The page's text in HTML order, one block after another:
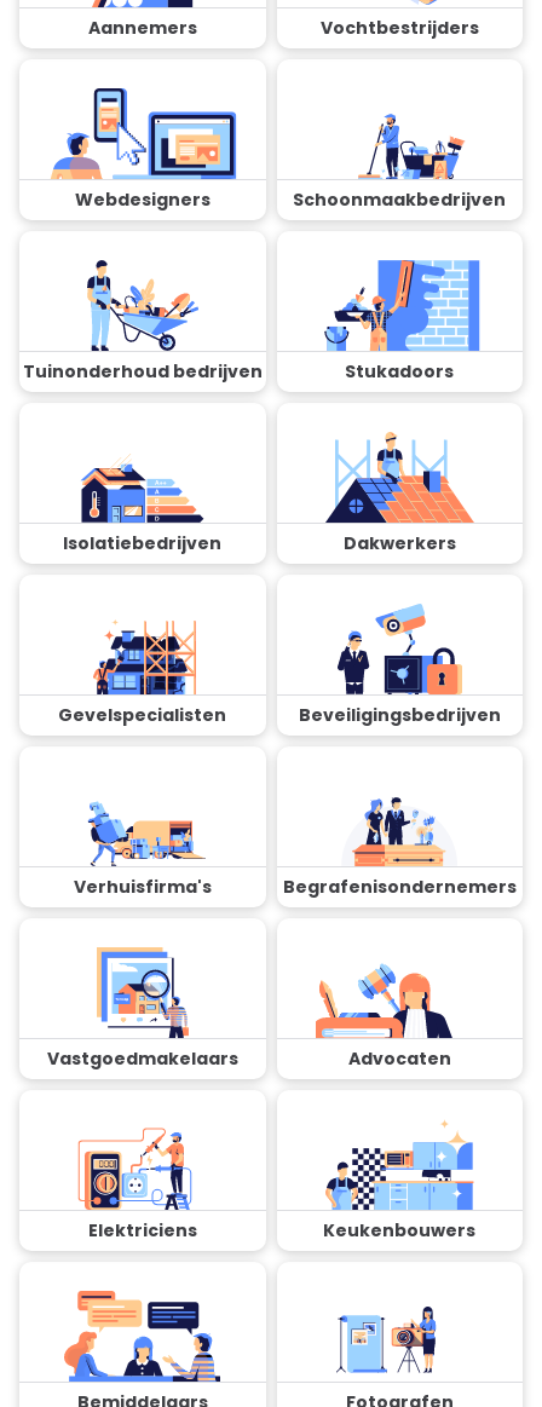
Aannemers Vochtbestrijders
Webdesigners Schoonmaakbedrijven
Tuinonderhoud bedrijven Stukadoors
Isolatiebedrijven Dakwerkers
Gevelspecialisten Beveiligingsbedrijven
Verhuisfirma's Begrafenisondernemers
Vastgoedmakelaars Advocaten
Elektriciens Keukenbouwers
Bemiddelaars Fotografen